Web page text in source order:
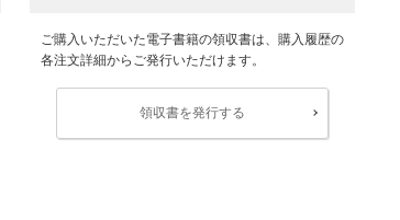
ご購入いただいた電子書籍の領収書は、購入履歴の
各注文詳細からご発行いただけます。
領収書を発行する